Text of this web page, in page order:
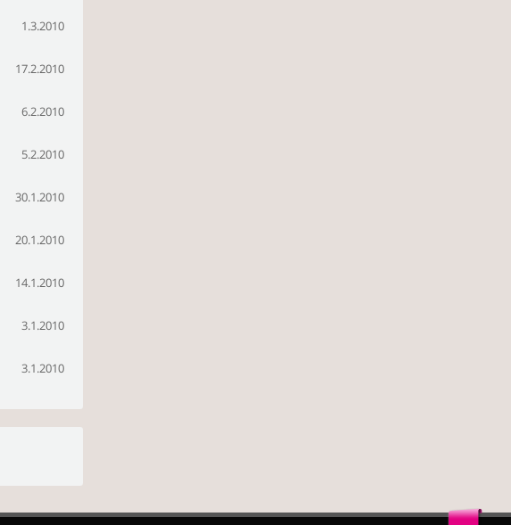
1.3.2010
17.2.2010
6.2.2010
5.2.2010
30.1.2010
20.1.2010
14.1.2010
3.1.2010
3.1.2010